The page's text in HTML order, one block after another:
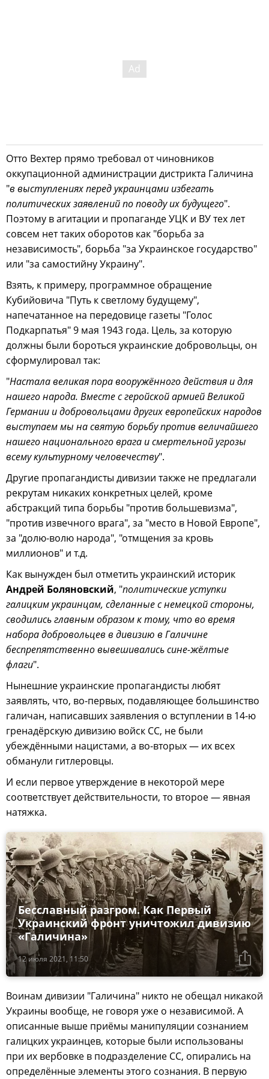
Отто Вехтер прямо требовал от чиновников
оккупационной администрации дистрикта Галичина
"в выступлениях перед украинцами избегать
политических заявлений по поводу их будущего".
Поэтому в агитации и пропаганде УЦК и ВУ тех лет
совсем нет таких оборотов как "борьба за
независимость", борьба "за Украинское государство"
или "за самостийну Украину".
Взять, к примеру, программное обращение
Кубийовича "Путь к светлому будущему",
напечатанное на передовице газеты "Голос
Подкарпатья" 9 мая 1943 года. Цель, за которую
должны были бороться украинские добровольцы, он
сформулировал так:
"Настала великая пора вооружённого действия и для
нашего народа. Вместе с геройской армией Великой
Германии и добровольцами других европейских народов
выступаем мы на святую борьбу против величайшего
нашего национального врага и смертельной угрозы
всему культурному человечеству".
Другие пропагандисты дивизии также не предлагали
рекрутам никаких конкретных целей, кроме
абстракций типа борьбы "против большевизма",
"против извечного врага", за "место в Новой Европе",
за "долю-волю народа", "отмщения за кровь
миллионов" и т.д.
Как вынужден был отметить украинский историк
Андрей Боляновский, "политические уступки
галицким украинцам, сделанные с немецкой стороны,
сводились главным образом к тому, что во время
набора добровольцев в дивизию в Галичине
беспрепятственно вывешивались сине-жёлтые
флаги".
Нынешние украинские пропагандисты любят
заявлять, что, во-первых, подавляющее большинство
галичан, написавших заявления о вступлении в 14-ю
гренадёрскую дивизию войск СС, не были
убеждёнными нацистами, а во-вторых — их всех
обманули гитлеровцы.
И если первое утверждение в некоторой мере
соответствует действительности, то второе — явная
натяжка.
12 июля 2021, 11:50
Бесславный разгром. Как Первый
Украинский фронт уничтожил дивизию
«Галичина»
Воинам дивизии "Галичина" никто не обещал никакой
Украины вообще, не говоря уже о независимой. А
описанные выше приёмы манипуляции сознанием
галицких украинцев, которые были использованы
при их вербовке в подразделение СС, опирались на
определённые элементы этого сознания. В первую